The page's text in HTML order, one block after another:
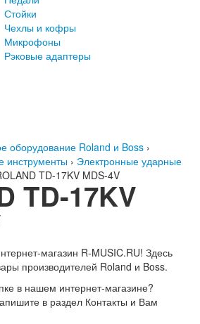
Стойки
Чехлы и кофры
Микрофоны
Рэковые адаптеры
оборудование Roland и Boss ›
инструменты › Электронные ударные
TD-17KV MDS-4V
TD-17KV
магазин R-MUSIC.RU! Здесь
производителей Roland и Boss.
в нашем интернет-магазине?
в раздел Контакты и Вам